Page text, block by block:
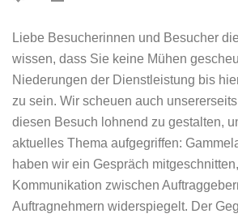
Liebe Besucherinnen und Besucher
wissen, dass Sie keine Mühen
Niederungen der Dienstleistung bis
zu sein. Wir scheuen auch
diesen Besuch lohnend zu gestalten,
aktuelles Thema aufgegriffen:
haben wir ein Gespräch
Kommunikation zwischen
Auftragnehmern widerspiegelt. Der